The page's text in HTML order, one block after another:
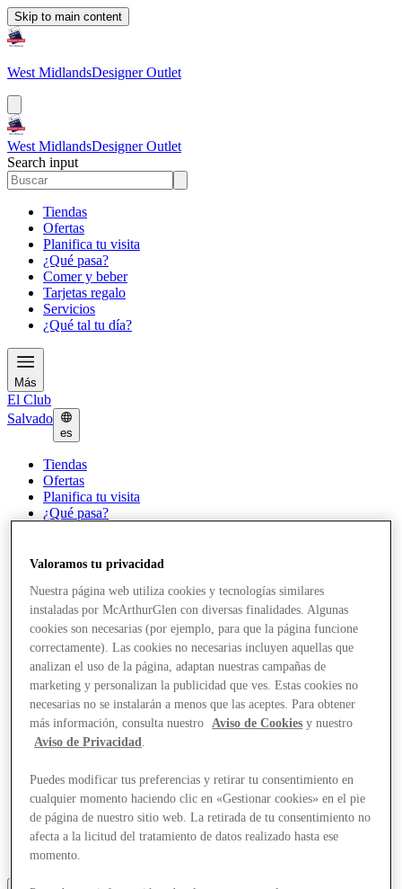
Skip to main content
West MidlandsDesigner Outlet
West MidlandsDesigner Outlet
Search input
Tiendas
Ofertas
Planifica tu visita
¿Qué pasa?
Comer y beber
Tarjetas regalo
Servicios
¿Qué tal tu día?
Más
El Club
Salvado
es
Tiendas
Ofertas
Planifica tu visita
¿Qué pasa?
Servicios
Más
Valoramos tu privacidad
Nuestra página web utiliza cookies y tecnologías similares
instaladas por McArthurGlen con diversas finalidades. Algunas
cookies son necesarias (por ejemplo, para que la página funcione
correctamente). Las cookies no necesarias incluyen aquellas que
analizan el uso de la página, adaptan nuestras campañas de
marketing y personalizan la publicidad que ves. Estas cookies no
necesarias no se instalarán a menos que las aceptes. Para obtener
más información, consulta nuestro
Aviso de Cookies y nuestro
Aviso de Privacidad
Puedes modificar tus preferencias y retirar tu consentimiento en
cualquier momento haciendo clic en «Gestionar cookies» en el pie
de página de nuestro sitio web. La retirada de tu consentimiento no
afecta a la licitud del tratamiento de datos realizado hasta ese
momento.